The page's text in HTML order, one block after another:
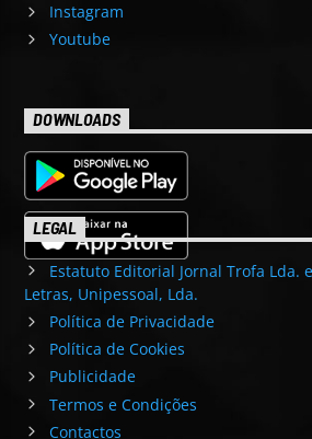
Instagram
Youtube
DOWNLOADS
LEGAL
Estatuto Editorial Jornal Trofa Lda.
Letras, Unipessoal, Lda.
Política de Privacidade
Política de Cookies
Publicidade
Termos e Condições
Contactos